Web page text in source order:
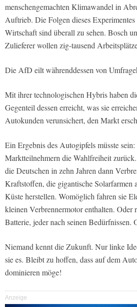
menschengemachten Klimawandel in
Auftrieb. Die Folgen dieses
Wirtschaft sind überall zu sehen. Bosch
Zulieferer wollen zig-tausend
Die AfD eilt währenddessen von
Mit ihrer technologischen Hybris haben
Gegenteil dessen erreicht, was sie
Autokunden verunsichert, den Markt
Ein Ergebnis des Autogipfels müsste sein:
Marktteilnehmern die Wahlfreiheit
die Deutschen in zehn Jahren dann
Kraftstoffen, die gigantische Solarfarmen
Küste herstellen. Womöglich fahren sie
kleinen Verbrennermotor enthalten. Oder
Batterie, jeder nach seinen Bedürfnissen.
Niemand kennt die Zukunft. Nur linke
sie es. Bleibt zu hoffen, dass auf dem
dominieren möge!
Anzeige